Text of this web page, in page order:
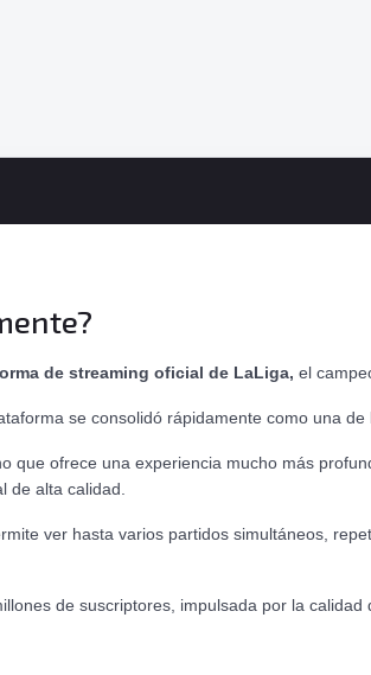
de streaming oficial de LaLiga, el
se consolidó rápidamente como una
ofrece una experiencia mucho más
de alta calidad.
ver hasta varios partidos simultáneos,
de suscriptores, impulsada por la